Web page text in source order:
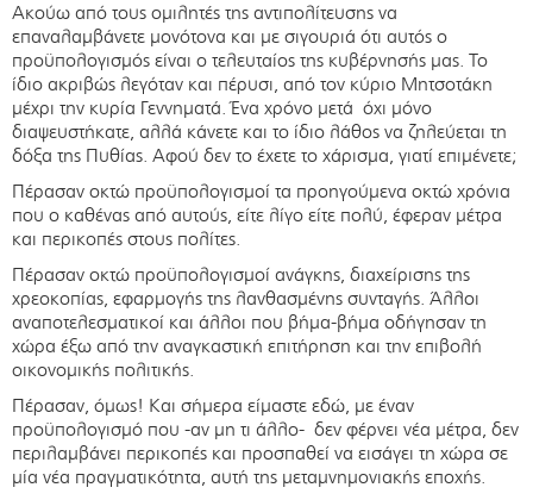
Ακούω από τους ομιλητές της αντιπολίτευσης να
επαναλαμβάνετε μονότονα και με σιγουριά ότι αυτός ο
προϋπολογισμός είναι ο τελευταίος της κυβέρνησής μας. Το
ίδιο ακριβώς λεγόταν και πέρυσι, από τον κύριο Μητσοτάκη
μέχρι την κυρία Γεννηματά. Ένα χρόνο μετά όχι μόνο
διαψευστήκατε, αλλά κάνετε και το ίδιο λάθος να ζηλεύεται τη
δόξα της Πυθίας. Αφού δεν το έχετε το χάρισμα, γιατί επιμένετε;
Πέρασαν οκτώ προϋπολογισμοί τα προηγούμενα οκτώ χρόνια
που ο καθένας από αυτούς, είτε λίγο είτε πολύ, έφεραν μέτρα
και περικοπές στους πολίτες.
Πέρασαν οκτώ προϋπολογισμοί ανάγκης, διαχείρισης της
χρεοκοπίας, εφαρμογής της λανθασμένης συνταγής. Άλλοι
αναποτελεσματικοί και άλλοι που βήμα-βήμα οδήγησαν τη
χώρα έξω από την αναγκαστική επιτήρηση και την επιβολή
οικονομικής πολιτικής.
Πέρασαν, όμως! Και σήμερα είμαστε εδώ, με έναν
προϋπολογισμό που -αν μη τι άλλο- δεν φέρνει νέα μέτρα, δεν
περιλαμβάνει περικοπές και προσπαθεί να εισάγει τη χώρα σε
μία νέα πραγματικότητα, αυτή της μεταμνημονιακής εποχής.